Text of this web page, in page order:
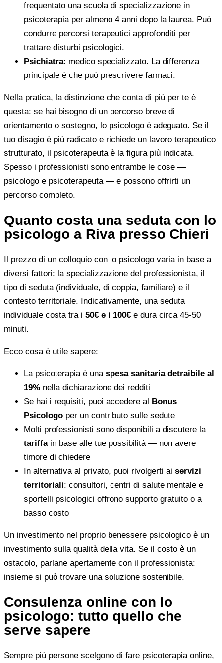
frequentato una scuola di specializzazione in
psicoterapia per almeno 4 anni dopo la laurea. Può
condurre percorsi terapeutici approfonditi per
trattare disturbi psicologici.
Psichiatra: medico specializzato. La differenza
principale è che può prescrivere farmaci.
Nella pratica, la distinzione che conta di più per te è
questa: se hai bisogno di un percorso breve di
orientamento o sostegno, lo psicologo è adeguato. Se il
tuo disagio è più radicato e richiede un lavoro terapeutico
strutturato, il psicoterapeuta è la figura più indicata.
Spesso i professionisti sono entrambe le cose —
psicologo e psicoterapeuta — e possono offrirti un
percorso completo.
Quanto costa una seduta con lo
psicologo a Riva presso Chieri
Il prezzo di un colloquio con lo psicologo varia in base a
diversi fattori: la specializzazione del professionista, il
tipo di seduta (individuale, di coppia, familiare) e il
contesto territoriale. Indicativamente, una seduta
individuale costa tra i 50€ e i 100€ e dura circa 45-50
minuti.
Ecco cosa è utile sapere:
La psicoterapia è una spesa sanitaria detraibile al
19% nella dichiarazione dei redditi
Se hai i requisiti, puoi accedere al Bonus
Psicologo per un contributo sulle sedute
Molti professionisti sono disponibili a discutere la
tariffain base alle tue possibilità — non avere
timore di chiedere
In alternativa al privato, puoi rivolgerti ai servizi
territoriali: consultori, centri di salute mentale e
sportelli psicologici offrono supporto gratuito o a
basso costo
Un investimento nel proprio benessere psicologico è un
investimento sulla qualità della vita. Se il costo è un
ostacolo, parlane apertamente con il professionista:
insieme si può trovare una soluzione sostenibile.
Consulenza online con lo
psicologo: tutto quello che
serve sapere
Sempre più persone scelgono di fare psicoterapia online,